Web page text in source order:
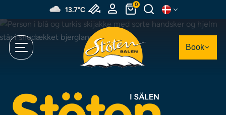
til
hovedindhold
13.7°C
0
Book